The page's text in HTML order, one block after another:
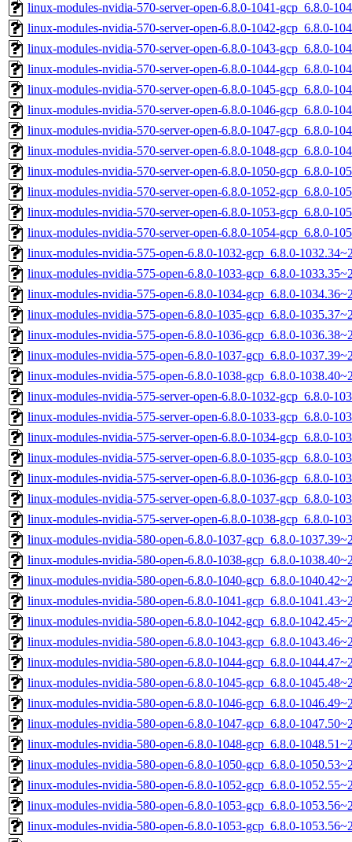
linux-modules-nvidia-570-server-open-6.8.0-1041-gcp_6.8.0-
linux-modules-nvidia-570-server-open-6.8.0-1042-gcp_6.8.0-
linux-modules-nvidia-570-server-open-6.8.0-1043-gcp_6.8.0-
linux-modules-nvidia-570-server-open-6.8.0-1044-gcp_6.8.0-
linux-modules-nvidia-570-server-open-6.8.0-1045-gcp_6.8.0-
linux-modules-nvidia-570-server-open-6.8.0-1046-gcp_6.8.0-
linux-modules-nvidia-570-server-open-6.8.0-1047-gcp_6.8.0-
linux-modules-nvidia-570-server-open-6.8.0-1048-gcp_6.8.0-
linux-modules-nvidia-570-server-open-6.8.0-1050-gcp_6.8.0-
linux-modules-nvidia-570-server-open-6.8.0-1052-gcp_6.8.0-
linux-modules-nvidia-570-server-open-6.8.0-1053-gcp_6.8.0-
linux-modules-nvidia-570-server-open-6.8.0-1054-gcp_6.8.0-
linux-modules-nvidia-575-open-6.8.0-1032-gcp_6.8.0-
linux-modules-nvidia-575-open-6.8.0-1033-gcp_6.8.0-
linux-modules-nvidia-575-open-6.8.0-1034-gcp_6.8.0-
linux-modules-nvidia-575-open-6.8.0-1035-gcp_6.8.0-
linux-modules-nvidia-575-open-6.8.0-1036-gcp_6.8.0-
linux-modules-nvidia-575-open-6.8.0-1037-gcp_6.8.0-
linux-modules-nvidia-575-open-6.8.0-1038-gcp_6.8.0-
linux-modules-nvidia-575-server-open-6.8.0-1032-gcp_6.8.0-
linux-modules-nvidia-575-server-open-6.8.0-1033-gcp_6.8.0-
linux-modules-nvidia-575-server-open-6.8.0-1034-gcp_6.8.0-
linux-modules-nvidia-575-server-open-6.8.0-1035-gcp_6.8.0-
linux-modules-nvidia-575-server-open-6.8.0-1036-gcp_6.8.0-
linux-modules-nvidia-575-server-open-6.8.0-1037-gcp_6.8.0-
linux-modules-nvidia-575-server-open-6.8.0-1038-gcp_6.8.0-
linux-modules-nvidia-580-open-6.8.0-1037-gcp_6.8.0-
linux-modules-nvidia-580-open-6.8.0-1038-gcp_6.8.0-
linux-modules-nvidia-580-open-6.8.0-1040-gcp_6.8.0-
linux-modules-nvidia-580-open-6.8.0-1041-gcp_6.8.0-
linux-modules-nvidia-580-open-6.8.0-1042-gcp_6.8.0-
linux-modules-nvidia-580-open-6.8.0-1043-gcp_6.8.0-
linux-modules-nvidia-580-open-6.8.0-1044-gcp_6.8.0-
linux-modules-nvidia-580-open-6.8.0-1045-gcp_6.8.0-
linux-modules-nvidia-580-open-6.8.0-1046-gcp_6.8.0-
linux-modules-nvidia-580-open-6.8.0-1047-gcp_6.8.0-
linux-modules-nvidia-580-open-6.8.0-1048-gcp_6.8.0-
linux-modules-nvidia-580-open-6.8.0-1050-gcp_6.8.0-
linux-modules-nvidia-580-open-6.8.0-1052-gcp_6.8.0-
linux-modules-nvidia-580-open-6.8.0-1053-gcp_6.8.0-
linux-modules-nvidia-580-open-6.8.0-1053-gcp_6.8.0-